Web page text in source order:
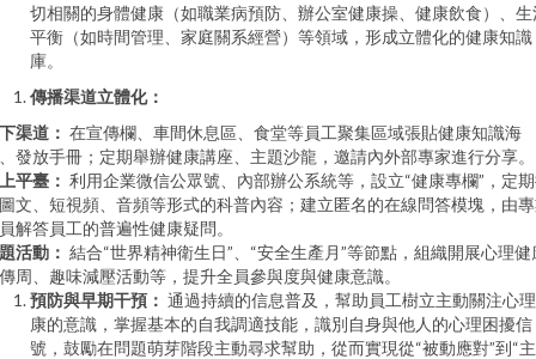
切相關的身體健康（如職業病預防、辦公室健康操、健康飲食）、生
平衡（如時間管理、家庭關系經營）等領域，形成立體化的健康知識
庫。
傳播渠道立體化：
渠道： 在宣傳欄、車間休息區、食堂等員工聚集區域張貼健康知識海
發放手冊；定期舉辦健康講座、主題沙龍，邀請內外部專家進行分享。
平臺： 利用企業微信公眾號、內部辦公系統等，設立“健康專欄”，定
文、短視頻、音頻等形式的科普內容；建立匿名的在線問答模塊，由
解答員工的普遍性健康疑問。
活動： 結合“世界精神衛生日”、“安全生產月”等節點，組織開展心理健
周、趣味減壓活動等，提升全員參與度與健康意識。
預防與早期干預： 通過持續的信息普及，幫助員工樹立主動關注心
康的意識，掌握基本的自我調適技能，識別自身與他人的心理困擾信
號，鼓勵在問題萌芽階段主動尋求幫助，從而實現從“被動應對”到“